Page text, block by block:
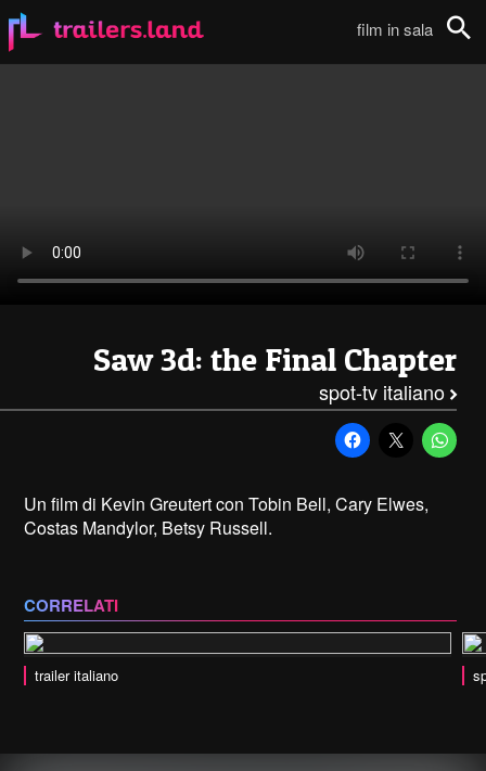
film in sala
Saw 3d: the Final Chapter
spot-tv italiano
Un film di Kevin Greutert con Tobin Bell, Cary Elwes,
Costas Mandylor, Betsy Russell.
CORRELATI
trailer italiano